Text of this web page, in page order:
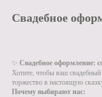
Свадебное
✨ Свадебное оформление:
Хотите, чтобы ваш
торжество в настоящую
Почему выбирают нас: